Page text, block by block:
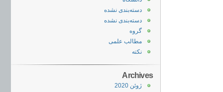
دسته‌بندی نشده
دسته‌بندی نشده
گروه
مطالب علمی
نکته
Archives
ژوئن 2020